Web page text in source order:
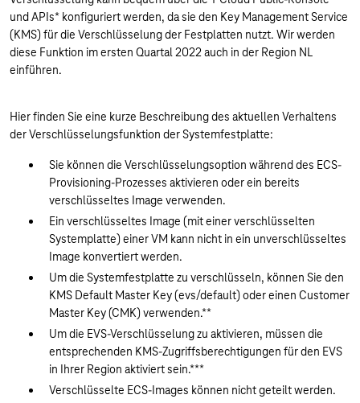
und APIs* konfiguriert werden, da sie den Key Management Service
(KMS) für die Verschlüsselung der Festplatten nutzt. Wir werden
diese Funktion im ersten Quartal 2022 auch in der Region NL
einführen.
Hier finden Sie eine kurze Beschreibung des aktuellen Verhaltens
der Verschlüsselungsfunktion der Systemfestplatte:
Sie können die Verschlüsselungsoption während des ECS-
Provisioning-Prozesses aktivieren oder ein bereits
verschlüsseltes Image verwenden.
Ein verschlüsseltes Image (mit einer verschlüsselten
Systemplatte) einer VM kann nicht in ein unverschlüsseltes
Image konvertiert werden.
Um die Systemfestplatte zu verschlüsseln, können Sie den
KMS Default Master Key (evs/default) oder einen Customer
Master Key (CMK) verwenden.**
Um die EVS-Verschlüsselung zu aktivieren, müssen die
entsprechenden KMS-Zugriffsberechtigungen für den EVS
in Ihrer Region aktiviert sein.***
Verschlüsselte ECS-Images können nicht geteilt werden.